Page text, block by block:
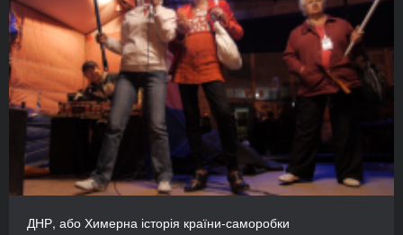
ДНР, або Химерна історія країни-саморобки